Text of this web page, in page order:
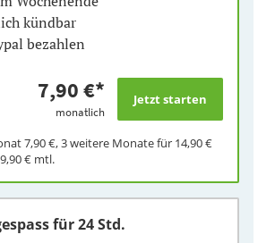
kündbar
bezahlen
7,90 €*
monatlich
7,90 €, 3 weitere Monate für 14,90 €
€ mtl.
für 24 Std.